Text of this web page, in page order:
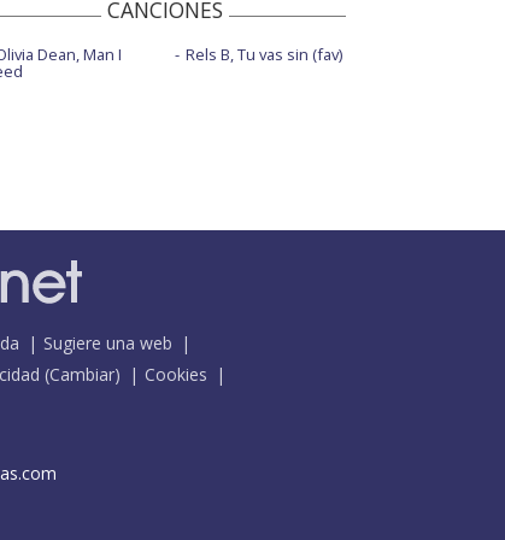
CANCIONES
Dean, Man I Rels B, Tu vas sin (fav)
Sugiere una web
(Cambiar)
Cookies